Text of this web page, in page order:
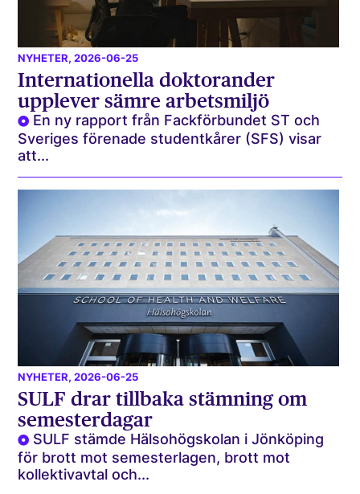
NYHETER, 2026-06-25
Internationella doktorander
upplever sämre arbetsmiljö
En ny rapport från Fackförbundet ST och
Sveriges förenade studentkårer (SFS) visar
att...
NYHETER, 2026-06-25
SULF drar tillbaka stämning om
semesterdagar
SULF stämde Hälsohögskolan i Jönköping
för brott mot semesterlagen, brott mot
kollektivavtal och...